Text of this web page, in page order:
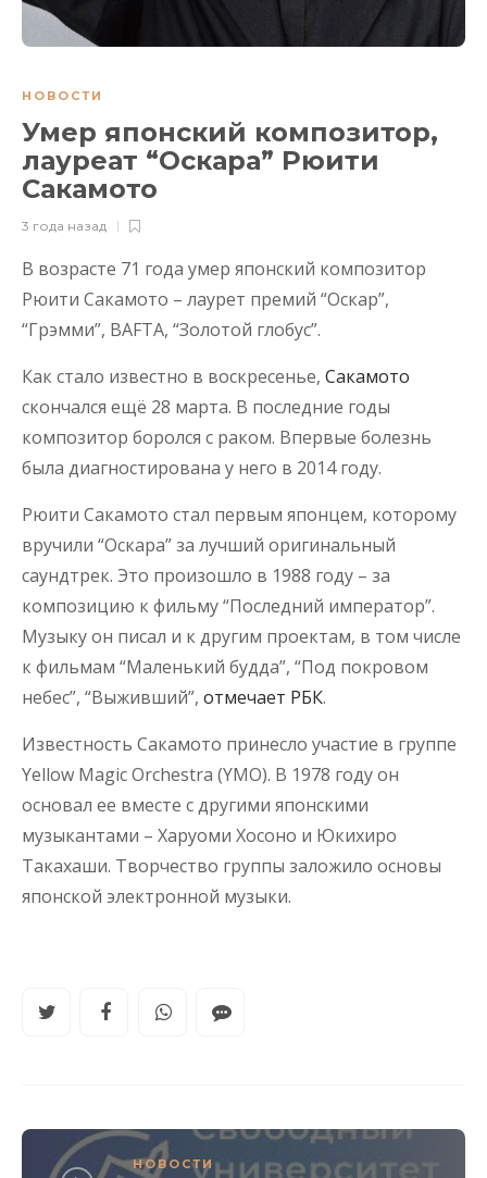
НОВОСТИ
Умер японский композитор,
лауреат “Оскара” Рюити
Сакамото
3 года назад
В возрасте 71 года умер японский композитор
Рюити Сакамото – лаурет премий “Оскар”,
“Грэмми”, BAFTA, “Золотой глобус”.
Как стало известно в воскресенье, Сакамото
скончался ещё 28 марта. В последние годы
композитор боролся с раком. Впервые болезнь
была диагностирована у него в 2014 году.
Рюити Сакамото стал первым японцем, которому
вручили “Оскара” за лучший оригинальный
саундтрек. Это произошло в 1988 году – за
композицию к фильму “Последний император”.
Музыку он писал и к другим проектам, в том числе
к фильмам “Маленький будда”, “Под покровом
небес”, “Выживший”, отмечает РБК.
Известность Сакамото принесло участие в группе
Yellow Magic Orchestra (YMO). В 1978 году он
основал ее вместе с другими японскими
музыкантами – Харуоми Хосоно и Юкихиро
Такахаши. Творчество группы заложило основы
японской электронной музыки.
НОВОСТИ